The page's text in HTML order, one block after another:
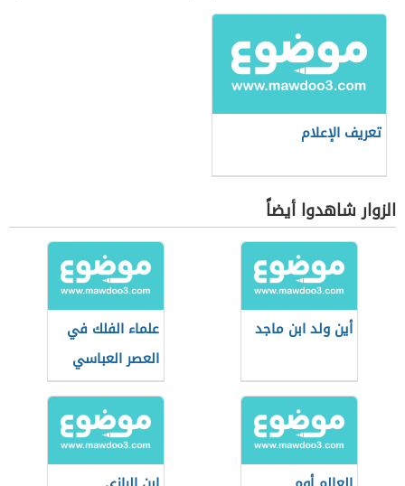
تعريف الإعلام
الزوار شاهدوا أيضاً
أين ولد ابن ماجد
علماء الفلك في
العصر العباسي